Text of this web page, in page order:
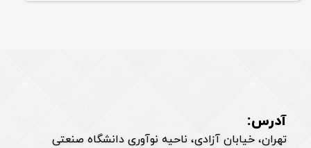
آدرس:
تهران، خیابان آزادی، ناحیه نوآوری دانشگاه صنعتی